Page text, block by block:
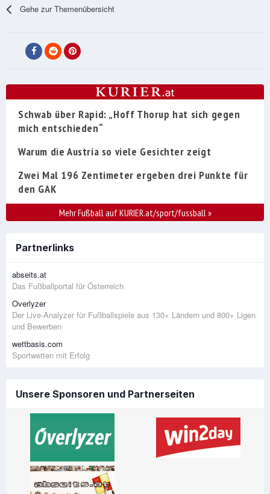
Gehe zur Themenübersicht
Schwab über Rapid: „Hoff Thorup hat sich gegen
mich entschieden“
Warum die Austria so viele Gesichter zeigt
Zwei Mal 196 Zentimeter ergeben drei Punkte für
den GAK
Mehr Fußball auf KURIER.at/sport/fussball»
Partnerlinks
abseits.at
Das Fußballportal für Österreich
Overlyzer
Der Live-Analyzer für Fußballspiele aus 130+ Ländern und 800+ Ligen
und Bewerben
wettbasis.com
Sportwetten mit Erfolg
Unsere Sponsoren und Partnerseiten